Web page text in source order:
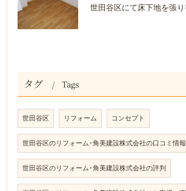
タグ Tags
世田谷区 リフォーム コンセプト
世田谷区のリフォーム･角美建設株式会社の口コミ情報
世田谷区のリフォーム･角美建設株式会社の評判